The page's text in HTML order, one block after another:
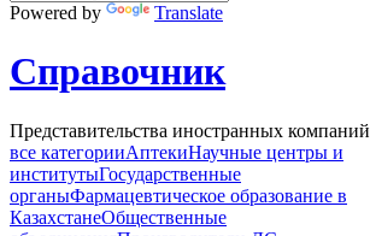
Powered by Translate
Справочник
Представительства иностранных компаний
все категорииАптекиНаучные центры и
институтыГосударственные
органыФармацевтическое образование в
КазахстанеОбщественные